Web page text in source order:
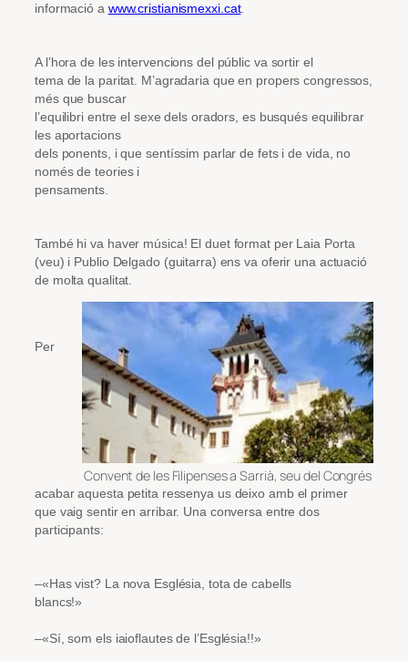
informació a www.cristianismexxi.cat.
A l’hora de les intervencions del públic va sortir el
tema de la paritat. M’agradaria que en propers congressos,
més que buscar
l’equilibri entre el sexe dels oradors, es busqués equilibrar
les aportacions
dels ponents, i que sentíssim parlar de fets i de vida, no
només de teories i
pensaments.
També hi va haver música! El duet format per Laia Porta
(veu) i Publio Delgado (guitarra) ens va oferir una actuació
de molta qualitat.
Convent de les Filipenses a Sarrià, seu del Congrés
Per
acabar aquesta petita ressenya us deixo amb el primer
que vaig sentir en arribar. Una conversa entre dos
participants:
–«Has vist? La nova Església, tota de cabells
blancs!»
–«Sí, som els iaioflautes de l’Església!!»